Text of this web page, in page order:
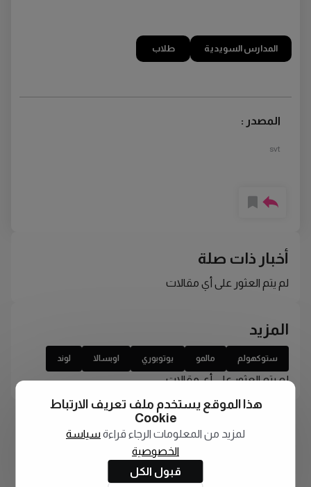
المدارس السويدية طلاب
المصدر :
svt
أخبار ذات صلة
لم يتم العثور على أي مقالات
المزيد
ستوكهولم مالمو يوتوبوري اوبسالا لوند
لم يتم العثور على أي مقالات
هذا الموقع يستخدم ملف تعريف الارتباط
Cookie
لمزيد من المعلومات الرجاء قراءة سياسة
الخصوصية
قبول الكل